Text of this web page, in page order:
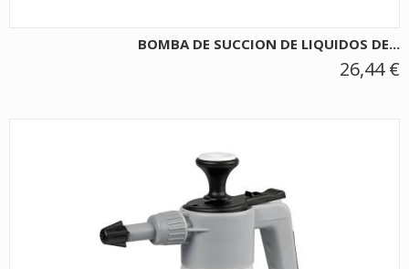
BOMBA DE SUCCION DE LIQUIDOS DE...
26,44 €